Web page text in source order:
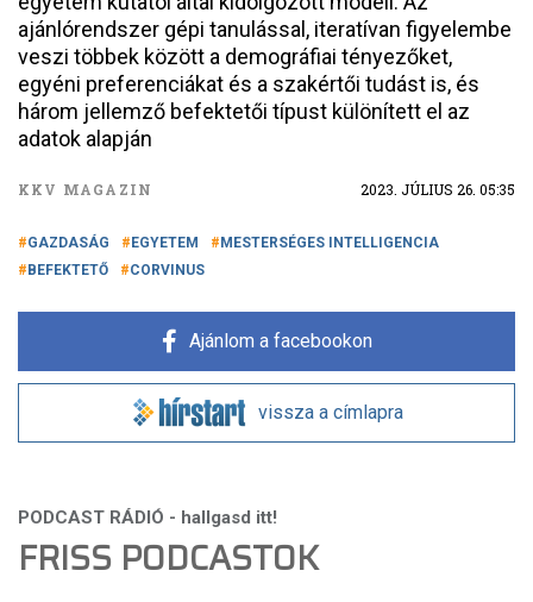
ajánlórendszer gépi tanulással, iteratívan figyelembe
veszi többek között a demográfiai tényezőket,
egyéni preferenciákat és a szakértői tudást is, és
három jellemző befektetői típust különített el az
adatok alapján
KKV MAGAZIN 2023. JÚLIUS 26. 05:35
GAZDASÁG EGYETEM
MESTERSÉGES INTELLIGENCIA
BEFEKTETŐ
CORVINUS
Ajánlom a facebookon
vissza a címlapra
FRISS PODCASTOK